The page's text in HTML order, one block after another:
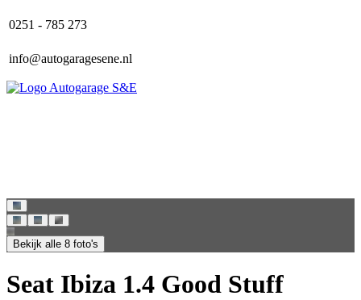
0251 - 785 273
info@autogaragesene.nl
Bekijk alle 8 foto's
Seat Ibiza 1.4 Good Stuff